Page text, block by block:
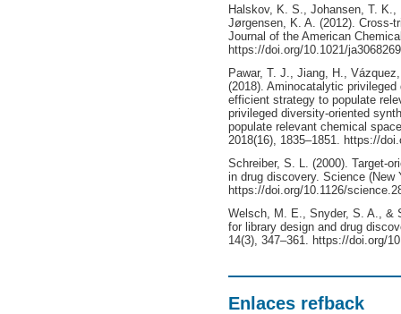
Halskov, K. S., Johansen, T.
Jørgensen, K. A. (2012). Cross-
Journal of the American
https://doi.org/10.1021/ja3068269
Pawar, T. J., Jiang, H.,
(2018). Aminocatalytic
efficient strategy to populate
privileged diversity-oriented
populate relevant chemical
2018(16), 1835–1851. https://
Schreiber, S. L. (2000). Target-
in drug discovery. Science (New
https://doi.org/10.1126/
Welsch, M. E., Snyder, S. A., &
for library design and drug
14(3), 347–361. https://doi.org/
Enlaces refback